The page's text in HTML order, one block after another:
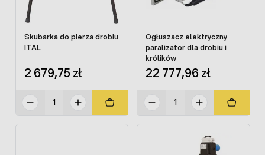
Skubarka do pierza drobiu
ITAL
2 679,75 zł
Ogłuszacz elektryczny
paralizator dla drobiu i
królików
22 777,96 zł